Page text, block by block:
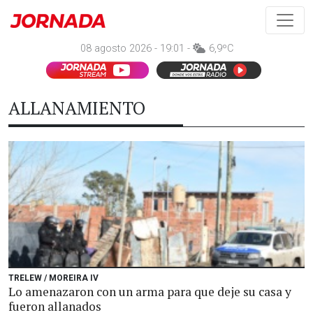
08 agosto 2026 - 19:01 - 6,9ºC
ALLANAMIENTO
TRELEW / MOREIRA IV
Lo amenazaron con un arma para que deje su casa y
fueron allanados